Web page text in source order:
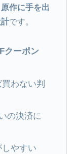
原作に手を出
です。
クーポン
わない判
の決済に
しやすい